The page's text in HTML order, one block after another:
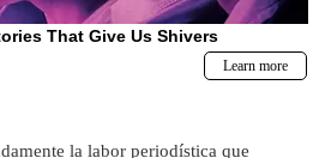
la labor periodística que